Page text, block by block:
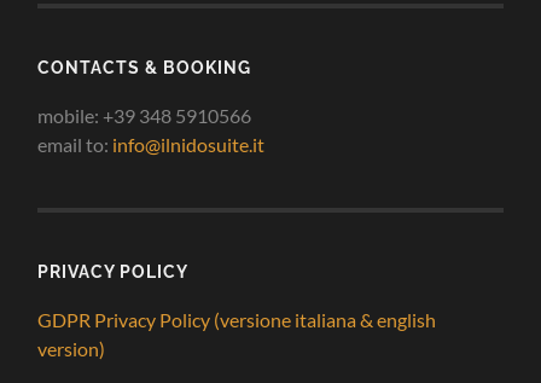
CONTACTS & BOOKING
mobile: +39 348 5910566
email to: info@ilnidosuite.it
PRIVACY POLICY
GDPR Privacy Policy (versione italiana & english
version)